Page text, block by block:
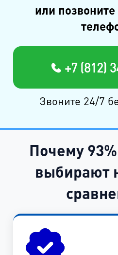
или
+7 (812)
Звоните 24/7
Почему
выбирают